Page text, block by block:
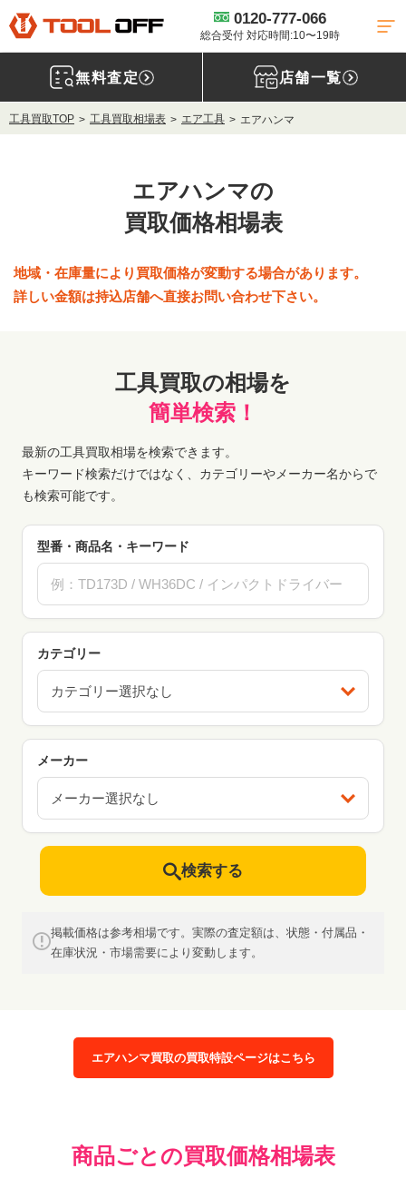
0120-777-066
総合受付 対応時間:10〜19時
無料査定 店舗一覧
工具買取TOP 工具買取相場表 エア工具 エアハンマ
エアハンマの
買取価格相場表
地域・在庫量により買取価格が変動する場合があります。
詳しい金額は持込店舗へ直接お問い合わせ下さい。
工具買取の相場を
簡単検索！
最新の工具買取相場を検索できます。
キーワード検索だけではなく、カテゴリーやメーカー名からで
も検索可能です。
型番・商品名・キーワード
カテゴリー
カテゴリー選択なし
メーカー
メーカー選択なし
検索する
掲載価格は参考相場です。実際の査定額は、状態・付属品・
在庫状況・市場需要により変動します。
エアハンマ買取の買取特設ページはこちら
商品ごとの買取価格相場表